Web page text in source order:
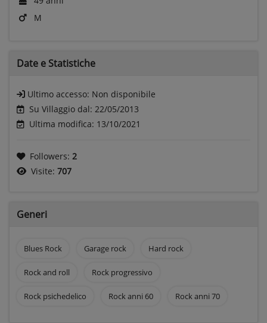
M
Date e Statistiche
Ultimo accesso: Non disponibile
Su Villaggio dal: 22/05/2013
Ultima modifica: 13/10/2021
Followers: 2
Visite: 707
Generi
Blues Rock Garage rock Hard rock
Rock and roll Rock progressivo
Rock psichedelico Rock anni 60 Rock anni 70